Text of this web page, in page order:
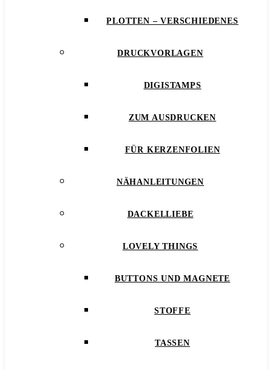
PLOTTEN – VERSCHIEDENES
DRUCKVORLAGEN
DIGISTAMPS
ZUM AUSDRUCKEN
FÜR KERZENFOLIEN
NÄHANLEITUNGEN
DACKELLIEBE
LOVELY THINGS
BUTTONS UND MAGNETE
STOFFE
TASSEN